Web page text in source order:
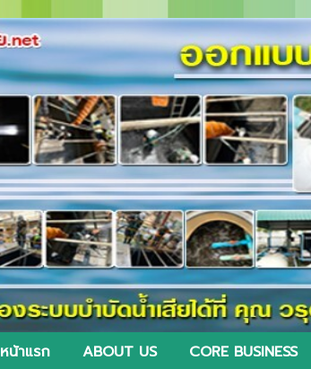
หน้าแรก ABOUT US CORE BUSINESS